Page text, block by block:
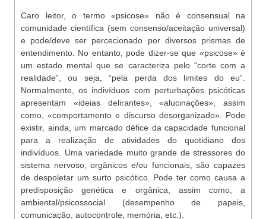
Caro leitor, o termo «psicose» não é consensual na
comunidade científica (sem consenso/aceitação universal)
e pode/deve ser percecionado por diversos prismas de
entendimento. No entanto, pode dizer-se que «psicose» é
um estado mental que se caracteriza pelo “corte com a
realidade”, ou seja, “pela perda dos limites do eu”.
Normalmente, os indivíduos com perturbações psicóticas
apresentam «ideias delirantes», «alucinações», assim
como, «comportamento e discurso desorganizado». Pode
existir, ainda, um marcado défice da capacidade funcional
para a realização de atividades do quotidiano dos
indivíduos. Uma variedade muito grande de stressores do
sistema nervoso, orgânicos e/ou funcionais, são capazes
de despoletar um surto psicótico. Pode ter como causa a
predisposição genética e orgânica, assim como, a
ambiental/psicossocial (desempenho de papeis,
comunicação, autocontrole, memória, etc.).